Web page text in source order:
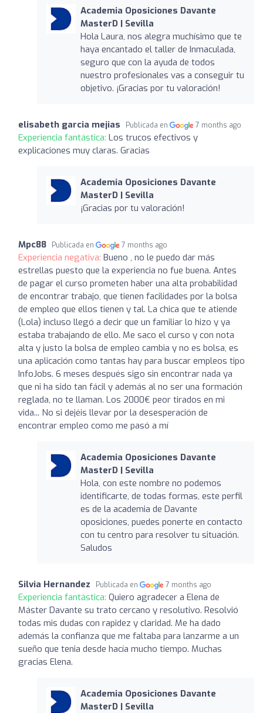
Academia Oposiciones Davante
MasterD | Sevilla
Hola Laura, nos alegra muchísimo que te
haya encantado el taller de Inmaculada,
seguro que con la ayuda de todos
nuestro profesionales vas a conseguir tu
objetivo. ¡Gracias por tu valoración!
elisabeth garcia mejias Publicada en 7 months ago
Experiencia fantástica: Los trucos efectivos y
explicaciones muy claras. Gracias
Academia Oposiciones Davante
MasterD | Sevilla
¡Gracias por tu valoración!
Mpc88 Publicada en 7 months ago
Experiencia negativa: Bueno , no le puedo dar más
estrellas puesto que la experiencia no fue buena. Antes
de pagar el curso prometen haber una alta probabilidad
de encontrar trabajo, que tienen facilidades por la bolsa
de empleo que ellos tienen y tal. La chica que te atiende
(Lola) incluso llegó a decir que un familiar lo hizo y ya
estaba trabajando de ello. Me saco el curso y con nota
alta y justo la bolsa de empleo cambia y no es bolsa, es
una aplicación como tantas hay para buscar empleos tipo
InfoJobs. 6 meses después sigo sin encontrar nada ya
que ni ha sido tan fácil y además al no ser una formación
reglada, no te llaman. Los 2000€ peor tirados en mi
vida... No si dejéis llevar por la desesperación de
encontrar empleo como me pasó a mí
Academia Oposiciones Davante
MasterD | Sevilla
Hola, con este nombre no podemos
identificarte, de todas formas, este perfil
es de la academia de Davante
oposiciones, puedes ponerte en contacto
con tu centro para resolver tu situación.
Saludos
Silvia Hernandez Publicada en 7 months ago
Experiencia fantástica: Quiero agradecer a Elena de
Máster Davante su trato cercano y resolutivo. Resolvió
todas mis dudas con rapidez y claridad. Me ha dado
además la confianza que me faltaba para lanzarme a un
sueño que tenia desde hacía mucho tiempo. Muchas
gracias Elena.
Academia Oposiciones Davante
MasterD | Sevilla